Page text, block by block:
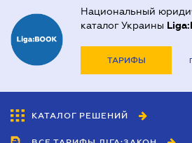
Национальный
каталог Украины
ТАРИФЫ
КАТАЛОГ РЕШЕНИЙ